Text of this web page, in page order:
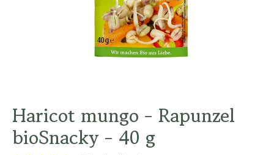
Haricot mungo - Rapunzel
bioSnacky - 40 g